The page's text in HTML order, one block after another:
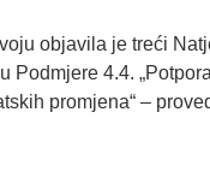
objavila je treći
4.4.
promjena“ –